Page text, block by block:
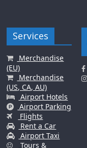
Services
Merchandise
(EU)
Merchandise
(US, CA, AU)
Airport Hotels
Airport Parking
Flights
Rent a Car
Airport Taxi
Tours &